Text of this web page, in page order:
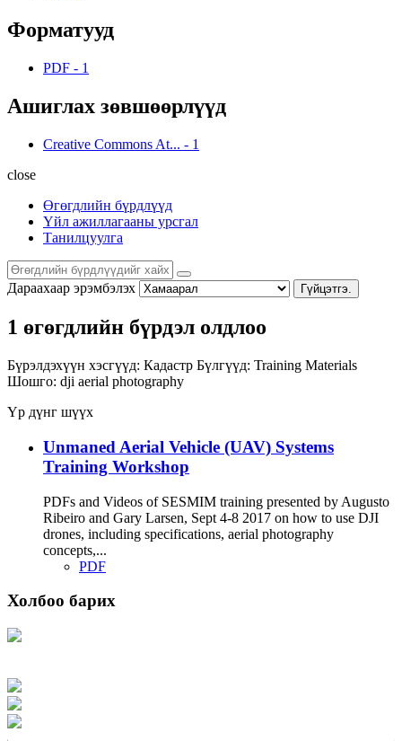
Форматууд
PDF - 1
Ашиглах зөвшөөрлүүд
Creative Commons At... - 1
close
Өгөгдлийн бүрдлүүд
Үйл ажиллагааны урсгал
Танилцуулга
Дараахаар эрэмбэлэх Гүйцэтгэ.
1 өгөгдлийн бүрдэл олдлоо
Бүрэлдэхүүн хэсгүүд: Кадастр Бүлгүүд: Training Materials
Шошго: dji aerial photography
Үр дүнг шүүх
Unmaned Aerial Vehicle (UAV) Systems
Training Workshop
PDFs and Videos of SESMIM training presented by Augusto
Ribeiro and Gary Larsen, Sept 4-8 2017 on how to use DJI
drones, including specifications, aerial photography
concepts,...
PDF
Холбоо барих